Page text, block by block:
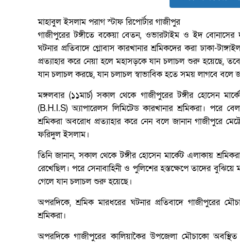
মাহাবুল ইসলাম পরাগ স্টাফ রিপোর্টার গাজীপুর
গাজীপুরের টঙ্গীতে বকেয়া বেতন, ওভারটাইম ও ইদ বোনাসের
ঘটনার প্রতিবাদে গ্লোবাস কারখানার শ্রমিকদের করা ঢাকা-
প্রত্যাহার করে নেয়া হলে মহাসড়কে যান চলাচল শুরু হয়েছে,
যান চলাচল করছে, যান চলাচল স্বাভাবিক হতে সময় লাগবে বলে
মঙ্গলবার (১১মার্চ) সকাল থেকে গাজীপুরের টঙ্গীর
(B.H.I.S) অ্যাপারেলস লিমিটেড কারখানার শ্রমিকরা। পরে
শ্রমিকরা অবরোধ প্রত্যাহার করে নেন বলে জানান গাজীপুরে
ফরিদুল ইসলাম।
তিনি জানান, সকাল থেকে টঙ্গীর হোসেন মার্কেট এলাকায়
রেখেছিল। পরে সেনাবাহিনী ও পুলিশের হস্তক্ষেপে তাদের
গেলে যান চলাচল শুরু হয়েছে।
অপরদিকে, শ্রমিক মারধরের ঘটনার প্রতিবাদে গাজীপুরের
শ্রমিকরা।
অপরদিকে গাজীপুরের কালিয়াকৈর উপজেলা মৌচাকো